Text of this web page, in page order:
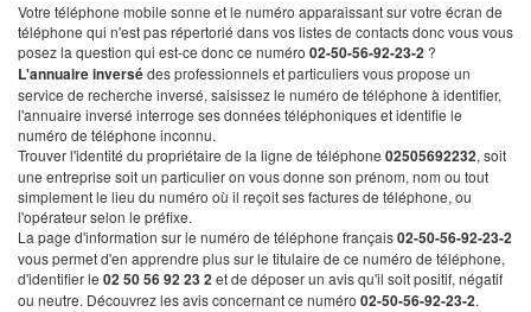
Votre téléphone mobile sonne et le numéro apparaissant sur votre écran de
téléphone qui n'est pas répertorié dans vos listes de contacts donc vous vous
posez la question qui est-ce donc ce numéro 02-50-56-92-23-2 ?
L'annuaire inversédes professionnels et particuliers vous propose un
service de recherche inversé, saisissez le numéro de téléphone à identifier,
l'annuaire inversé interroge ses données téléphoniques et identifie le
numéro de téléphone inconnu.
Trouver l'identité du propriétaire de la ligne de téléphone 02505692232, soit
une entreprise soit un particulier on vous donne son prénom, nom ou tout
simplement le lieu du numéro où il reçoit ses factures de téléphone, ou
l'opérateur selon le préfixe.
La page d'information sur le numéro de téléphone français02-50-56-92-23-2
vous permet d'en apprendre plus sur le titulaire de ce numéro de téléphone,
d'identifier le 02 50 56 92 23 2et de déposer un avis qu'il soit positif, négatif
ou neutre. Découvrez les avis concernant ce numéro 02-50-56-92-23-2.